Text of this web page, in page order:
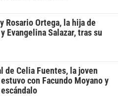
Rosario Ortega, la hija de
Evangelina Salazar, tras su
de Celia Fuentes, la joven
con Facundo Moyano y